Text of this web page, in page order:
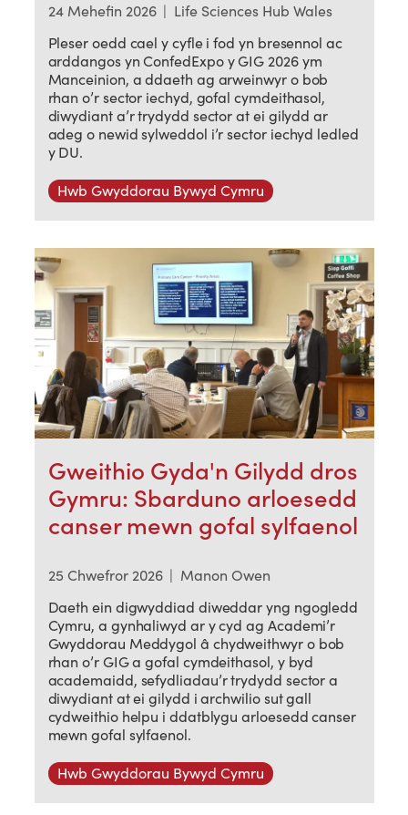
24 Mehefin 2026 | Life Sciences Hub Wales
Pleser oedd cael y cyfle i fod yn bresennol ac
arddangos yn ConfedExpo y GIG 2026 ym
Manceinion, a ddaeth ag arweinwyr o bob
rhan o’r sector iechyd, gofal cymdeithasol,
diwydiant a’r trydydd sector at ei gilydd ar
adeg o newid sylweddol i’r sector iechyd ledled
y DU.
Hwb Gwyddorau Bywyd Cymru
Gweithio Gyda'n Gilydd dros
Gymru: Sbarduno arloesedd
canser mewn gofal sylfaenol
25 Chwefror 2026 | Manon Owen
Daeth ein digwyddiad diweddar yng ngogledd
Cymru, a gynhaliwyd ar y cyd ag Academi’r
Gwyddorau Meddygol â chydweithwyr o bob
rhan o’r GIG a gofal cymdeithasol, y byd
academaidd, sefydliadau’r trydydd sector a
diwydiant at ei gilydd i archwilio sut gall
cydweithio helpu i ddatblygu arloesedd canser
mewn gofal sylfaenol.
Hwb Gwyddorau Bywyd Cymru